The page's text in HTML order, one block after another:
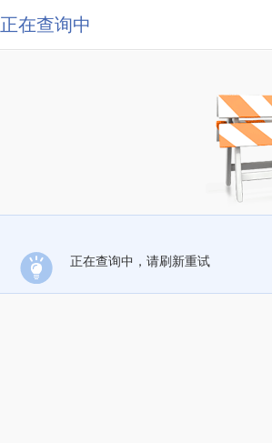
正在查询中
正在查询中，请刷新重试